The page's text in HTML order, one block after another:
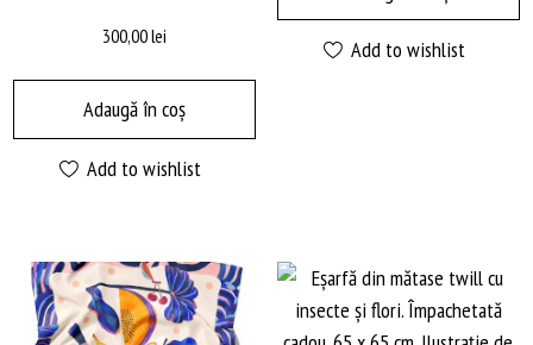
300,00lei
Adaugă în coș
Add to wishlist
Add to wishlist